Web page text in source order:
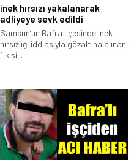
inek hırsızı yakalanarak
adliyeye sevk edildi
Samsun’un Bafra ilçesinde inek
hırsızlığı iddiasıyla gözaltına alınan
1 kişi...